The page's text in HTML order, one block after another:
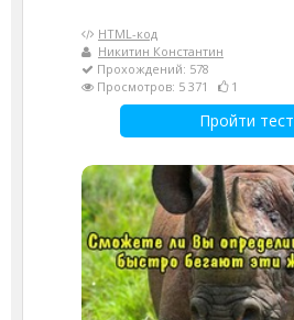
HTML-код
Никитин Константин
Прохождений: 578
Просмотров: 5 371
1
Пройти тест